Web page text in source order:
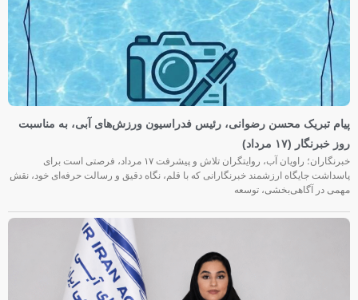
پیام تبریک محسن رضوانی، رئیس فدراسیون ورزش‌های آبی، به مناسبت
روز خبرنگار (۱۷ مرداد)
خبرنگاران؛ راویان آب، روایتگران تلاش و پیشرفت ۱۷ مرداد، فرصتی است برای
پاسداشت جایگاه ارزشمند خبرنگارانی که با قلم، نگاه دقیق و رسالت حرفه‌ای خود، نقش
مهمی در آگاهی‌بخشی، توسعه